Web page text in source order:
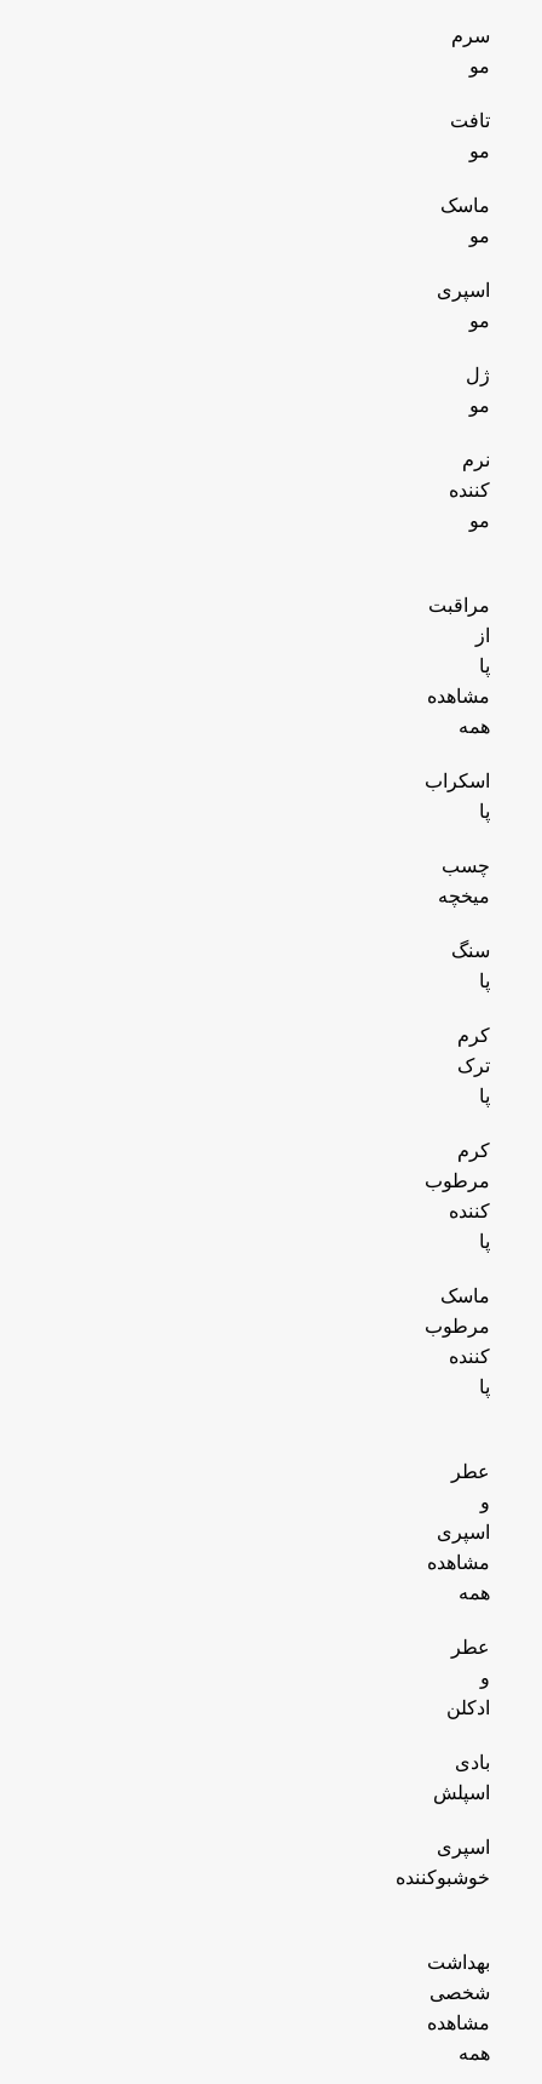
سرم
مو
تافت
مو
ماسک
مو
اسپری
مو
ژل
مو
نرم
کننده
مو
مراقبت
از
پا
مشاهده
همه
اسکراب
پا
چسب
میخچه
سنگ
پا
کرم
ترک
پا
کرم
مرطوب
کننده
پا
ماسک
مرطوب
کننده
پا
عطر
و
اسپری
مشاهده
همه
عطر
و
ادکلن
بادی
اسپلش
اسپری
خوشبوکننده
بهداشت
شخصی
مشاهده
همه